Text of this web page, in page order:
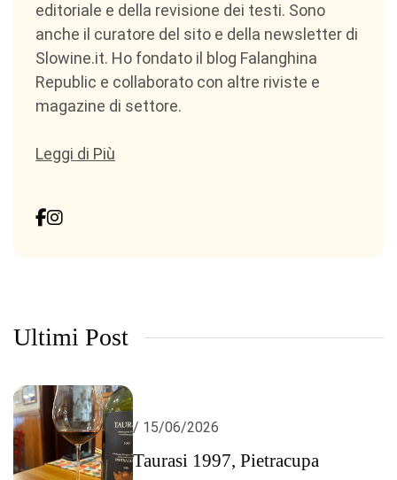
editoriale e della revisione dei testi. Sono
anche il curatore del sito e della newsletter di
Slowine.it. Ho fondato il blog Falanghina
Republic e collaborato con altre riviste e
magazine di settore.
Leggi di Più
Ultimi Post
/ 15/06/2026
Taurasi 1997, Pietracupa